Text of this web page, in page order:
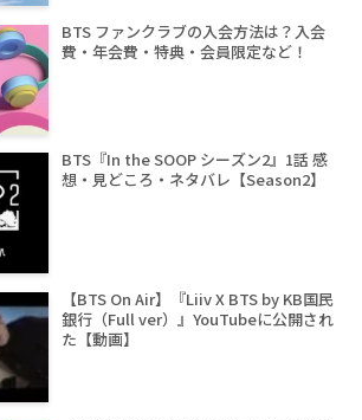
BTS ファンクラブの入会方法は？入会
費・年会費・特典・会員限定など！
BTS『In the SOOP シーズン2』1話 感
想・見どころ・ネタバレ【Season2】
【BTS On Air】『Liiv X BTS by KB国民
銀行（Full ver）』YouTubeに公開され
た【動画】